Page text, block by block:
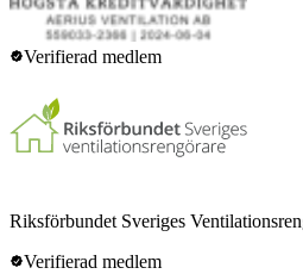
Verifierad medlem
Riksförbundet Sveriges
Verifierad medlem